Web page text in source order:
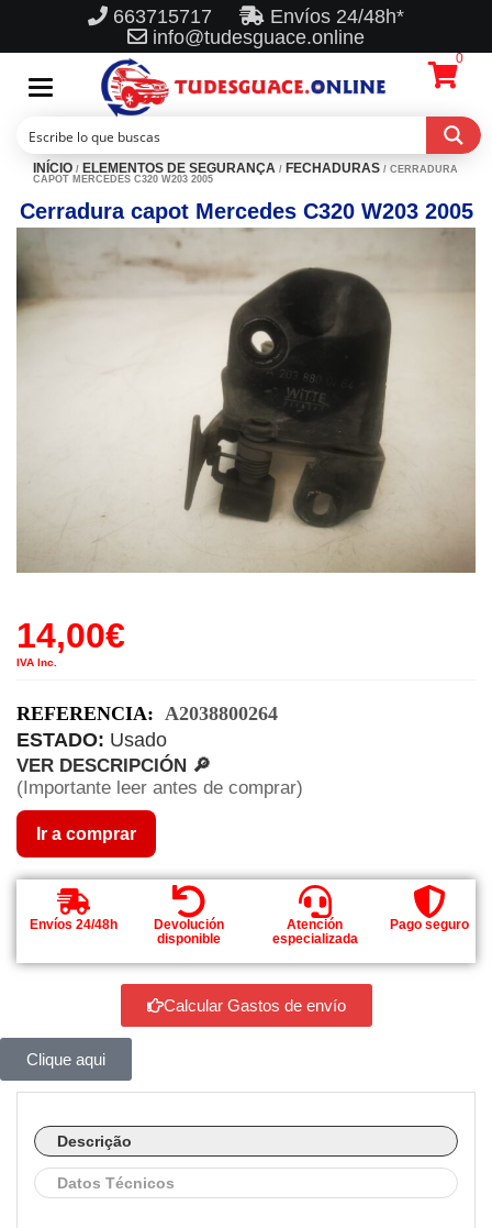
663715717
Envíos 24/48h*
info@tudesguace.online
Toggle
navigation
0
INÍCIO / ELEMENTOS DE SEGURANÇA / FECHADURAS / CERRADURA
CAPOT MERCEDES C320 W203 2005
Cerradura capot Mercedes C320 W203 2005
14,00€
IVA Inc.
REFERENCIA: A2038800264
ESTADO: Usado
VER DESCRIPCIÓN 🔎
(Importante leer antes de comprar)
Ir a comprar
Envíos 24/48h
Devolución
disponible
Atención
especializada
Pago seguro
Calcular Gastos de envío
Clique aqui
Descrição
Datos Técnicos